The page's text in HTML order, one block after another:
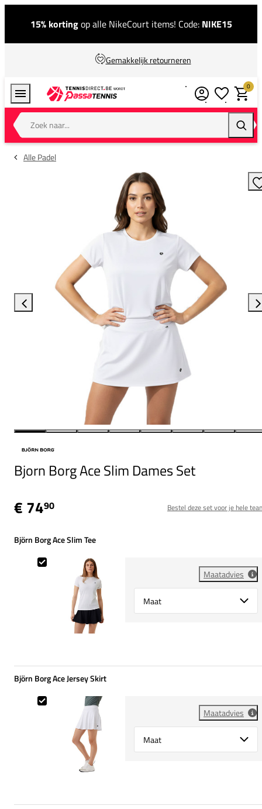
15% kortingop alle NikeCourt items! Code: NIKE15
Gemakkelijk retourneren
Zoek naar...
0
Alle Padel
Bjorn Borg Ace Slim Dames Set
€ 7490 Bestel deze set voor je hele
Björn Borg Ace Slim Tee
Maatadvies
Select {option} for {name}
Björn Borg Ace Slim Tee
Björn Borg Ace Jersey Skirt
Maatadvies
Select {option} for {name}
Björn Borg Ace Jersey Skirt